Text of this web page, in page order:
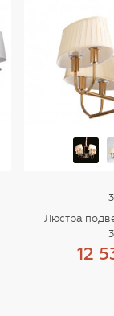
Люстра
12